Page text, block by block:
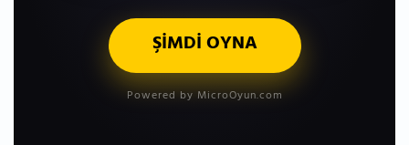
ŞİMDİ OYNA
Powered by MicroOyun.com